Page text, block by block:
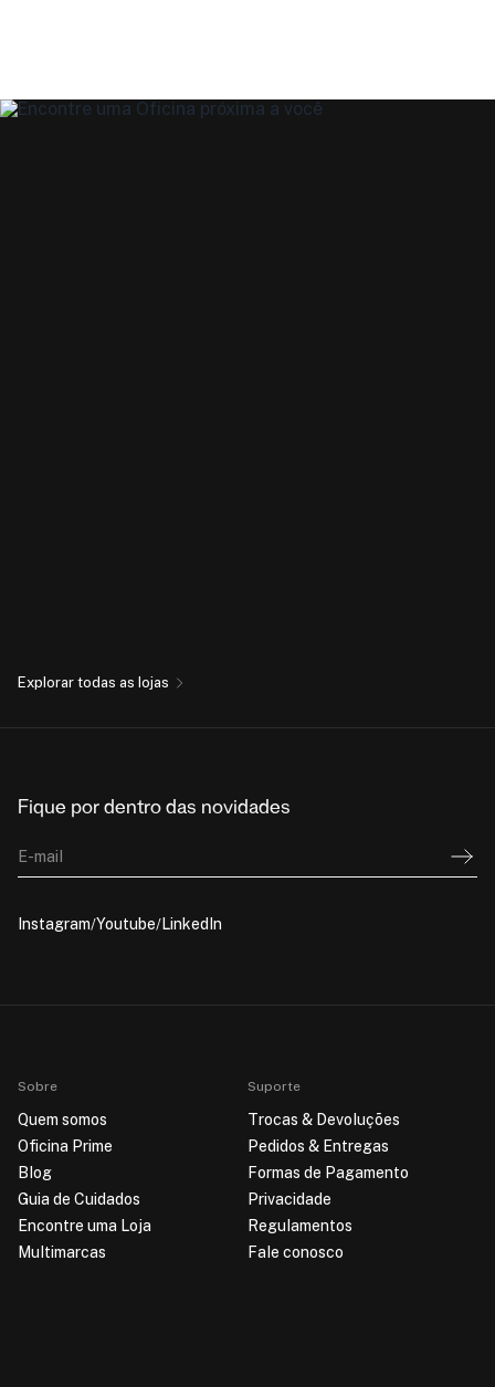
Explorar todas as lojas
Fique por dentro das novidades
E-mail
Instagram Youtube LinkedIn
Sobre
Quem somos
Oficina Prime
Blog
Guia de Cuidados
Encontre uma Loja
Multimarcas
Suporte
Trocas & Devoluções
Pedidos & Entregas
Formas de Pagamento
Privacidade
Regulamentos
Fale conosco